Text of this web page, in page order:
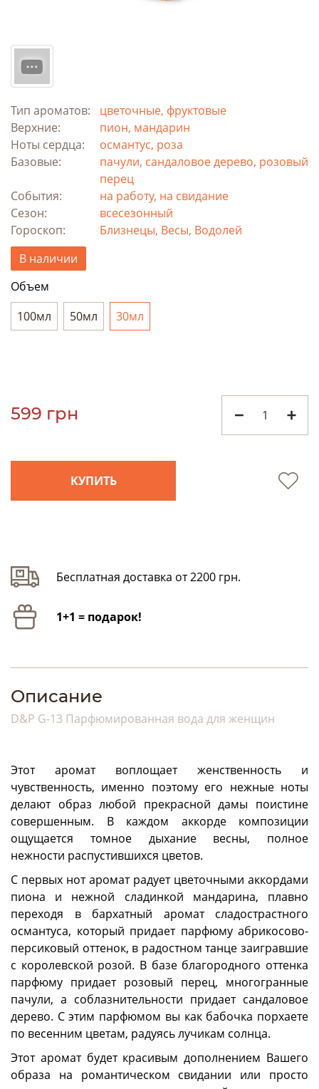
Тип ароматов:
цветочные, фруктовые
Верхние:
пион, мандарин
Ноты сердца:
османтус, роза
Базовые:
пачули, сандаловое дерево, розовый
перец
События:
на работу, на свидание
Сезон:
всесезонный
Гороскоп:
Близнецы, Весы, Водолей
В наличии
Объем
100мл
50мл 30мл
599 грн
КУПИТЬ
Бесплатная доставка от 2200 грн.
1+1 = подарок!
Описание
D&P G-13 Парфюмированная вода для женщин
Этот аромат воплощает женственность и
чувственность, именно поэтому его нежные ноты
делают образ любой прекрасной дамы поистине
совершенным. В каждом аккорде композиции
ощущается томное дыхание весны, полное
нежности распустившихся цветов.
С первых нот аромат радует цветочными аккордами
пиона и нежной сладинкой мандарина, плавно
переходя в бархатный аромат сладострастного
османтуса, который придает парфюму абрикосово-
персиковый оттенок, в радостном танце заигравшие
с королевской розой. В базе благородного оттенка
парфюму придает розовый перец, многогранные
пачули, а соблазнительности придает сандаловое
дерево. С этим парфюмом вы как бабочка порхаете
по весенним цветам, радуясь лучикам солнца.
Этот аромат будет красивым дополнением Вашего
образа на романтическом свидании или просто